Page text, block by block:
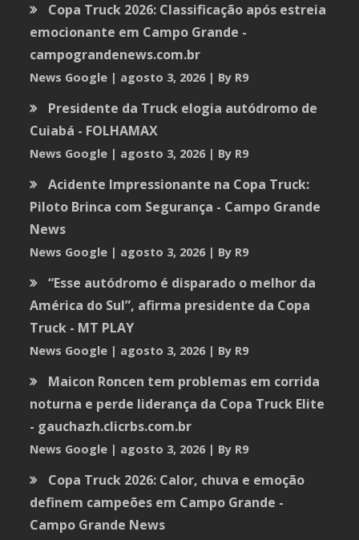
Copa Truck 2026: Classificação após estreia
emocionante em Campo Grande -
campograndenews.com.br
News Google agosto 3, 2026 By R9
Presidente da Truck elogia autódromo de
Cuiabá - FOLHAMAX
News Google agosto 3, 2026 By R9
Acidente Impressionante na Copa Truck:
Piloto Brinca com Segurança - Campo Grande
News
News Google agosto 3, 2026 By R9
“Esse autódromo é disparado o melhor da
América do Sul”, afirma presidente da Copa
Truck - MT PLAY
News Google agosto 3, 2026 By R9
Maicon Roncen tem problemas em corrida
noturna e perde liderança da Copa Truck Elite
- gauchazh.clicrbs.com.br
News Google agosto 3, 2026 By R9
Copa Truck 2026: Calor, chuva e emoção
definem campeões em Campo Grande -
Campo Grande News